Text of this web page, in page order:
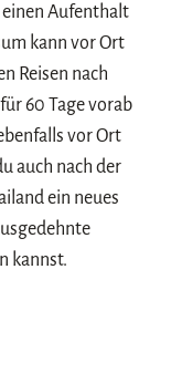
Aufenthalt
kann vor Ort
Reisen nach
60 Tage vorab
vor Ort
auch nach der
ein neues
kannst.